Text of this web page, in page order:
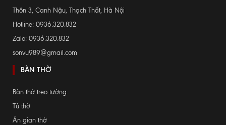
Thôn 3, Canh Nậu, Thạch Thất, Hà Nội
Hotline: 0936.320.832
Zalo: 0936.320.832
sonvu989@gmail.com
BÀN THỜ
Bàn thờ treo tường
Tủ thờ
Án gian thờ